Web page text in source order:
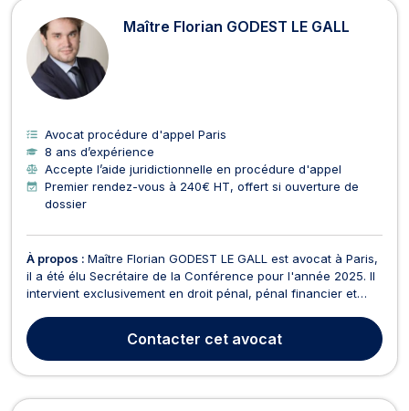
Maître Florian GODEST LE GALL
Avocat procédure d'appel Paris
8 ans d’expérience
Accepte l’aide juridictionnelle en procédure d'appel
Premier rendez-vous à 240€ HT, offert si ouverture de
dossier
À propos : Maître Florian GODEST LE GALL est avocat à Paris,
il a été élu Secrétaire de la Conférence pour l'année 2025. Il
intervient exclusivement en droit pénal, pénal financier et
représente sur toutes les branches du droit pénal
comprenant donc le droit pénal général (agressi...
Contacter cet avocat